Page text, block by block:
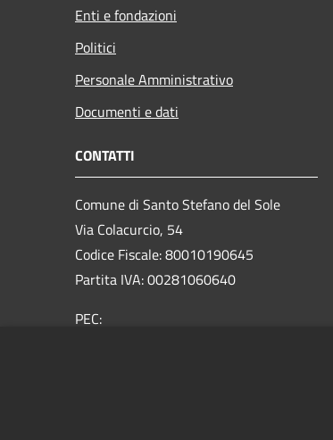
Enti e fondazioni
Politici
Personale Amministrativo
Documenti e dati
CONTATTI
Comune di Santo Stefano del Sole
Via Colacurcio, 54
Codice Fiscale: 80010190645
Partita IVA: 00281060640
PEC: